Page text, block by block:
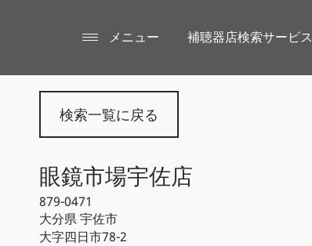
メニュー 補聴器店検索サービス
検索一覧に戻る
眼鏡市場宇佐店
879-0471
大分県宇佐市
大字四日市78-2